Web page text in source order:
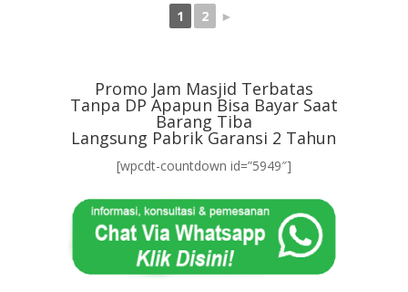
1 2 ►
Promo Jam Masjid Terbatas
Tanpa DP Apapun Bisa Bayar Saat
Barang Tiba
Langsung Pabrik Garansi 2 Tahun
[wpcdt-countdown id=”5949″]